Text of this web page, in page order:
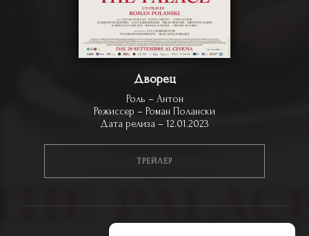
Дворец
Роль – Антон
Режиссер – Роман Полански
Дата релиза – 12.01.2023
ТРЕЙЛЕР